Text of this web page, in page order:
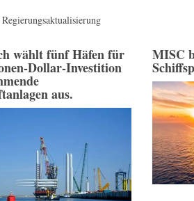
Regierungsaktualisierung
wählt fünf Häfen für
Dollar-Investition
aus.
MISC